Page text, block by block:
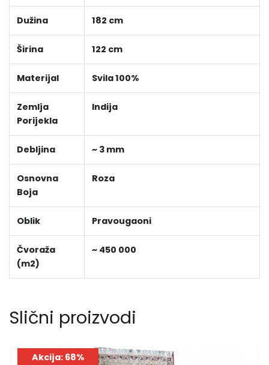
Dužina 182 cm
Širina 122 cm
Materijal Svila 100%
Zemlja
Porijekla
Indija
Debljina ~ 3 mm
Osnovna
Boja
Roza
Oblik Pravougaoni
Čvoraža
(m2)
~ 450 000
Slični proizvodi
Akcija: 68%